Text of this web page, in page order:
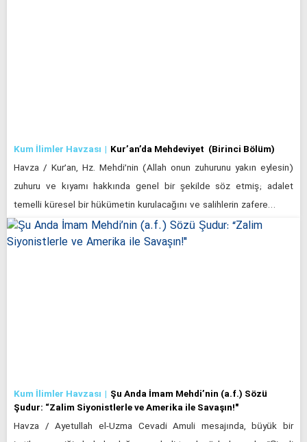
Kum İlimler Havzası Kur’an’da Mehdeviyet (Birinci Bölüm)
Havza / Kur’an, Hz. Mehdi’nin (Allah onun zuhurunu yakın eylesin)
zuhuru ve kıyamı hakkında genel bir şekilde söz etmiş; adalet
temelli küresel bir hükümetin kurulacağını ve salihlerin zafere…
Kum İlimler Havzası
Şu Anda İmam Mehdi’nin (a.f.) Sözü
Şudur: “Zalim Siyonistlerle ve Amerika ile Savaşın!"
Havza / Ayetullah el-Uzma Cevadi Amuli mesajında, büyük bir